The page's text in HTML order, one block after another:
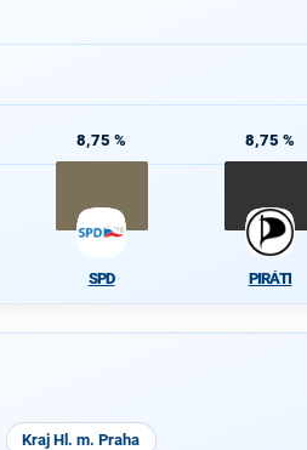
8,75 %
SPD
8,75 %
PIRÁTI
Kraj Hl. m. Praha